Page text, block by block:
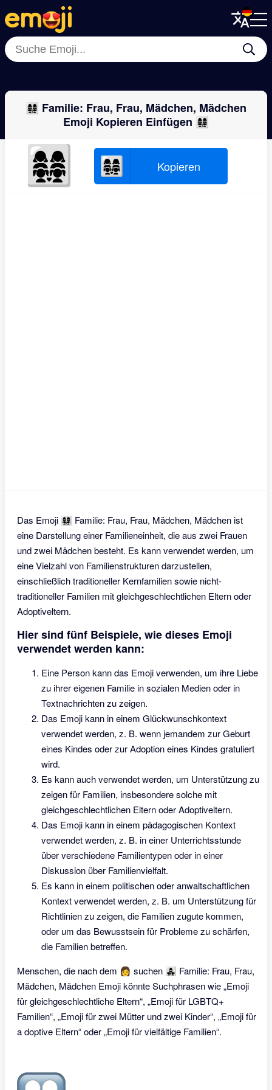
Menu
Close
Menu
Close
👩‍👩‍👧‍👧 Familie: Frau, Frau, Mädchen, Mädchen
Emoji Kopieren Einfügen 👩‍👩‍👧‍👧
👩‍👩‍👧‍👧 👩‍👩‍👧‍👧 Kopieren
Das Emoji 👩‍👩‍👧‍👧 Familie: Frau, Frau, Mädchen, Mädchen ist
eine Darstellung einer Familieneinheit, die aus zwei Frauen
und zwei Mädchen besteht. Es kann verwendet werden, um
eine Vielzahl von Familienstrukturen darzustellen,
einschließlich traditioneller Kernfamilien sowie nicht-
traditioneller Familien mit gleichgeschlechtlichen Eltern oder
Adoptiveltern.
Hier sind fünf Beispiele, wie dieses Emoji
verwendet werden kann:
Eine Person kann das Emoji verwenden, um ihre Liebe
zu ihrer eigenen Familie in sozialen Medien oder in
Textnachrichten zu zeigen.
Das Emoji kann in einem Glückwunschkontext
verwendet werden, z. B. wenn jemandem zur Geburt
eines Kindes oder zur Adoption eines Kindes gratuliert
wird.
Es kann auch verwendet werden, um Unterstützung zu
zeigen für Familien, insbesondere solche mit
gleichgeschlechtlichen Eltern oder Adoptiveltern.
Das Emoji kann in einem pädagogischen Kontext
verwendet werden, z. B. in einer Unterrichtsstunde
über verschiedene Familientypen oder in einer
Diskussion über Familienvielfalt.
Es kann in einem politischen oder anwaltschaftlichen
Kontext verwendet werden, z. B. um Unterstützung für
Richtlinien zu zeigen, die Familien zugute kommen,
oder um das Bewusstsein für Probleme zu schärfen,
die Familien betreffen.
Menschen, die nach dem 👩‍ suchen 👩‍👧‍👧 Familie: Frau, Frau,
Mädchen, Mädchen Emoji könnte Suchphrasen wie „Emoji
für gleichgeschlechtliche Eltern“, „Emoji für LGBTQ+
Familien“, „Emoji für zwei Mütter und zwei Kinder“, „Emoji für
a doptive Eltern“ oder „Emoji für vielfältige Familien“.